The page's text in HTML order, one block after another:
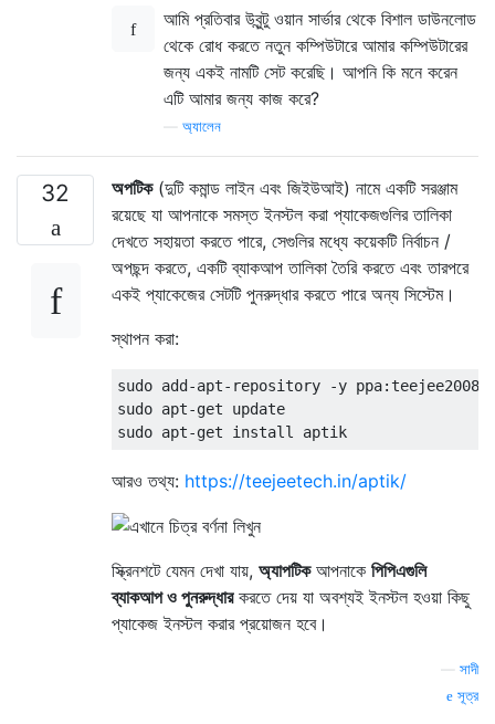
আমি প্রতিবার উবুন্টু ওয়ান সার্ভার থেকে বিশাল ডাউনলোড
থেকে রোধ করতে নতুন কম্পিউটারে আমার কম্পিউটারের
জন্য একই নামটি সেট করেছি। আপনি কি মনে করেন
এটি আমার জন্য কাজ করে?
অ্যালেন
32 অপটিক(দুটি কমান্ড লাইন এবং জিইউআই) নামে একটি সরঞ্জাম
রয়েছে যা আপনাকে সমস্ত ইনস্টল করা প্যাকেজগুলির তালিকা
দেখতে সহায়তা করতে পারে, সেগুলির মধ্যে কয়েকটি নির্বাচন /
অপছন্দ করতে, একটি ব্যাকআপ তালিকা তৈরি করতে এবং তারপরে
একই প্যাকেজের সেটটি পুনরুদ্ধার করতে পারে অন্য সিস্টেম।
স্থাপন করা:
sudo add-apt-repository -y ppa:teejee2008/
sudo apt-get update
আরও তথ্য: https://teejeetech.in/aptik/
স্ক্রিনশটে যেমন দেখা যায়, অ্যাপটিকআপনাকে পিপিএগুলি
ব্যাকআপ ও পুনরুদ্ধারকরতে দেয় যা অবশ্যই ইনস্টল হওয়া কিছু
প্যাকেজ ইনস্টল করার প্রয়োজন হবে।
সাদী
সূত্র